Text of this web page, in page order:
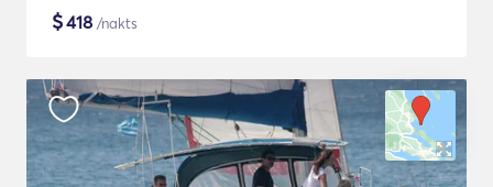
$418 /nakts